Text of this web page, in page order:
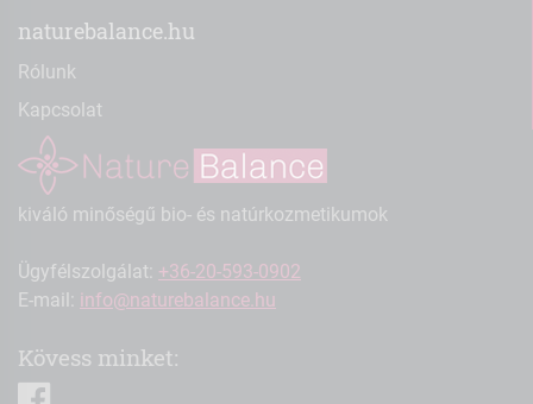
naturebalance.hu
Rólunk
Kapcsolat
kiváló minőségű bio- és natúrkozmetikumok
Ügyfélszolgálat: +36-20-593-0902
E-mail: info@naturebalance.hu
Kövess minket: